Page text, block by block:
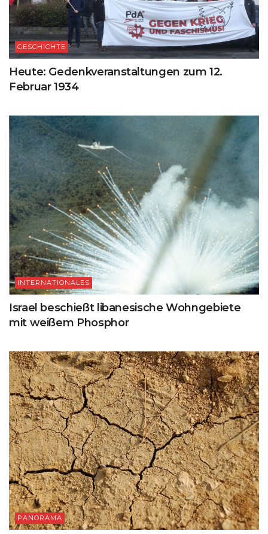
GESCHICHTE
Heute: Gedenkveranstaltungen zum 12.
Februar 1934
INTERNATIONALES
Israel beschießt libanesische Wohngebiete
mit weißem Phosphor
PANORAMA